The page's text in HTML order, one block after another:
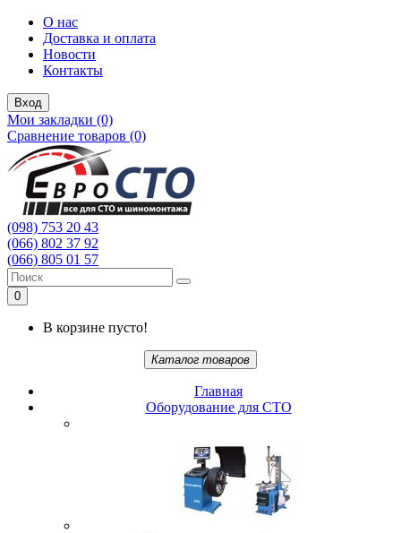
О нас
Доставка и оплата
Новости
Контакты
Вход
Мои закладки (0)
Сравнение товаров (0)
(098) 753 20 43
(066) 802 37 92
(066) 805 01 57
0
В корзине пусто!
Каталог товаров
Главная
Oбopудoвaниe для CTO